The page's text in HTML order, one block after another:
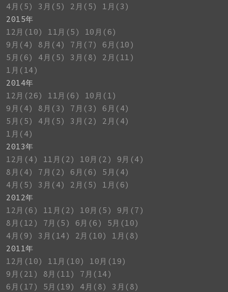
4月(5)
3月(5) 2月(5)
1月(3)
2015年
12月(10)
11月(5)
10月(6)
9月(4)
8月(4) 7月(7)
6月(10)
5月(6)
4月(5) 3月(8)
2月(11)
1月(14)
2014年
12月(26)
11月(6)
10月(1)
9月(4)
8月(3) 7月(3)
6月(4)
5月(5)
4月(5) 3月(2)
2月(4)
1月(4)
2013年
12月(4)
11月(2) 10月(2)
9月(4)
8月(4)
7月(2) 6月(6)
5月(4)
4月(5)
3月(4) 2月(5)
1月(6)
2012年
12月(6)
11月(2) 10月(5)
9月(7)
8月(12)
7月(5) 6月(6)
5月(10)
4月(9)
3月(14) 2月(10)
1月(8)
2011年
12月(10)
11月(10)
10月(19)
9月(21)
8月(11)
7月(14)
6月(17)
5月(19) 4月(8)
3月(8)